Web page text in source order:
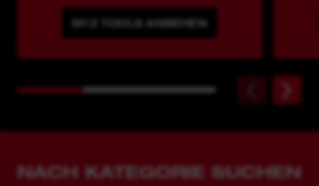
M12 TOOLS ANSEHEN
NACH KATEGORIE SUCHEN